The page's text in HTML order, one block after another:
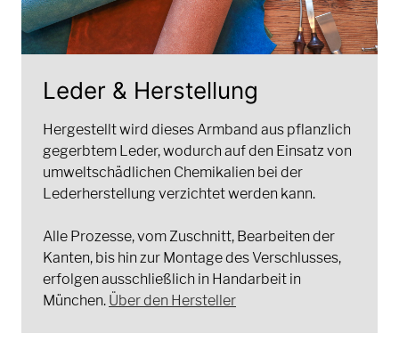
Leder & Herstellung
Hergestellt wird dieses Armband aus pflanzlich
gegerbtem Leder, wodurch auf den Einsatz von
umweltschädlichen Chemikalien bei der
Lederherstellung verzichtet werden kann.
Alle Prozesse, vom Zuschnitt, Bearbeiten der
Kanten, bis hin zur Montage des Verschlusses,
erfolgen ausschließlich in Handarbeit in
München. Über den Hersteller